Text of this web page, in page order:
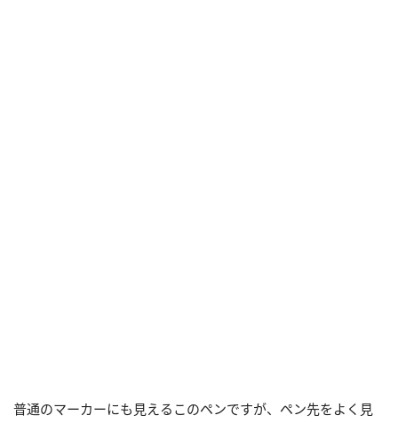
普通のマーカーにも見えるこのペンですが、ペン先をよく見